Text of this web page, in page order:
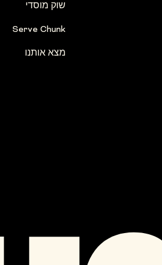
שוק מוסדי
Serve Chunk
מצא אותנו